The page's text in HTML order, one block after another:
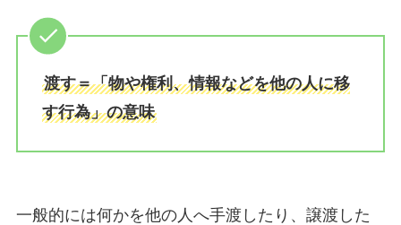
渡す＝「物や権利、情報などを他の人に移
す行為」の意味
一般的には何かを他の人へ手渡したり、譲渡した